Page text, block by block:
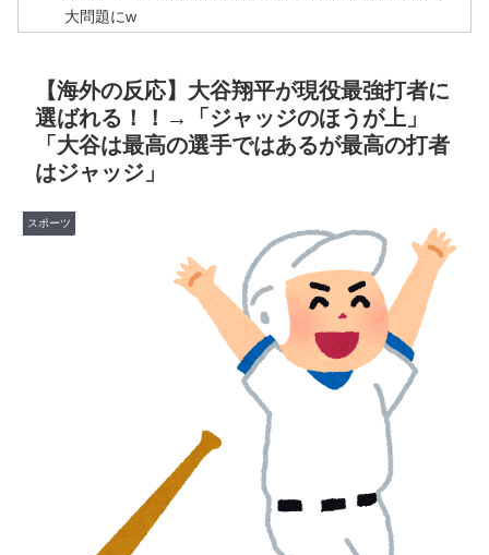
大問題にw
した極限の中の日本人の姿に世界が衝撃
▶ 韓国人「フランスの有力紙も大韓サッカー協会前代未聞
の不祥事を詳細に報道！」→「国際的スキャンダルに発
展してしまう‥」
▶
抜けるように注射していたものがこちら…」→「恥ずか
しい…（ﾌﾞﾙﾌﾞﾙ」＝韓国の反応
「1個9,983キロカロリー、成人が4〜5日かけて食べる
量」店名は『心臓発作グリル』、そこで本当に心臓発作
海外「海外発祥なのに、今では日本で定着してるものっ
て何？その逆も教えて！」（海外の反応）
新聞さん、壮大な縦読みを仕込んでしまうwww
軽飛行機が屋根すれすれを抜けて飛行場へ、車輪を出さ
ないまま胴体着陸「これよりひどい着陸なら山ほど見て
きた」【海外の反応】
【海外の反応】大谷翔平が現役最強打者に
選ばれる！！→「ジャッジのほうが上」
「大谷は最高の選手ではあるが最高の打者
はジャッジ」
スポーツ